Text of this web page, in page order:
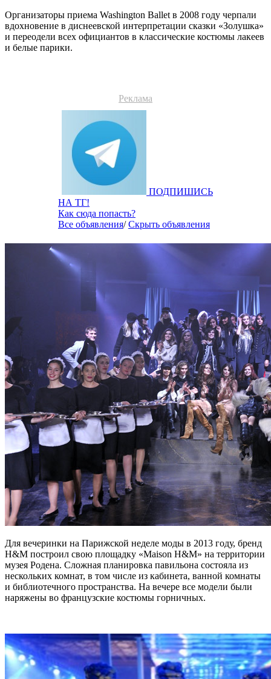
Организаторы приема Washington Ballet в 2008 году черпали
вдохновение в диснеевской интерпретации сказки «Золушка»
и переодели всех официантов в классические костюмы лакеев
и белые парики.
Реклама
ПОДПИШИСЬ
НА ТГ!
Как сюда попасть?
Все объявления/Скрыть объявления
Для вечеринки на Парижской неделе моды в 2013 году, бренд
H&M построил свою площадку «Maison H&M» на территории
музея Родена. Сложная планировка павильона состояла из
нескольких комнат, в том числе из кабинета, ванной комнаты
и библиотечного пространства. На вечере все модели были
наряжены во французские костюмы горничных.